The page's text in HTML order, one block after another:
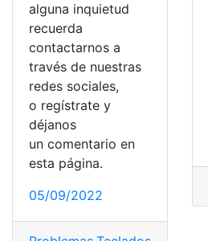
alguna inquietud
recuerda
contactarnos a
través de nuestras
redes sociales,
o regístrate y
déjanos
un comentario en
esta página.
05/09/2022